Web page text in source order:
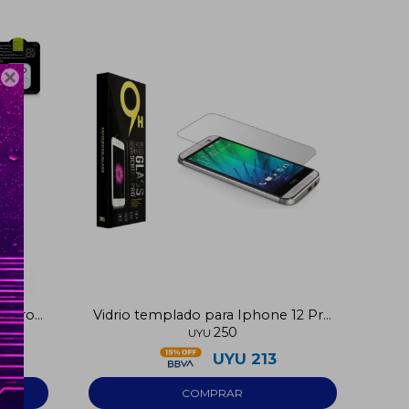

Pro
Vidrio templado para Iphone 12 Pro
Max
UYU 250
UYU 213